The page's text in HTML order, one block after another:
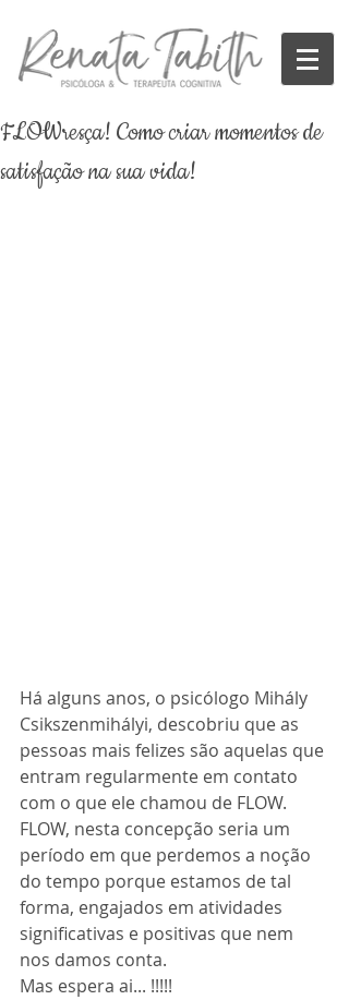
FLOWresça! Como criar momentos de
satisfação na sua vida!
Há alguns anos, o psicólogo Mihály
Csikszenmihályi, descobriu que as
pessoas mais felizes são aquelas que
entram regularmente em contato
com o que ele chamou de FLOW.
FLOW, nesta concepção seria um
período em que perdemos a noção
do tempo porque estamos de tal
forma, engajados em atividades
significativas e positivas que nem
nos damos conta.
Mas espera ai... !!!!!